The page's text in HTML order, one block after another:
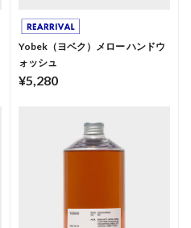
Yobek（ヨベク）メロー ハンドウ
ォッシュ
¥5,280